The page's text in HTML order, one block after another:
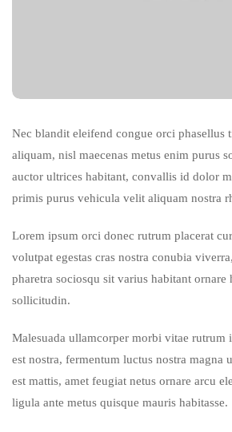
Nec blandit eleifend congue orci phasellus
aliquam, nisl maecenas metus enim purus
auctor ultrices habitant, convallis id dolor
primis purus vehicula velit aliquam nostra
Lorem ipsum orci donec rutrum placerat
volutpat egestas cras nostra conubia
pharetra sociosqu sit varius habitant ornare
sollicitudin.
Malesuada ullamcorper morbi vitae rutrum
est nostra, fermentum luctus nostra magna
est mattis, amet feugiat netus ornare arcu
ligula ante metus quisque mauris habitasse.